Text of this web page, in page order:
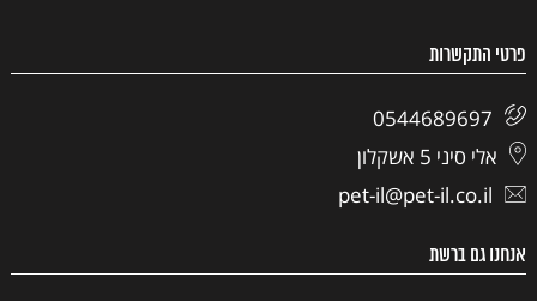
פרטי התקשרות
0544689697
אלי סיני 5 אשקלון
pet-il@pet-il.co.il
אנחנו גם ברשת